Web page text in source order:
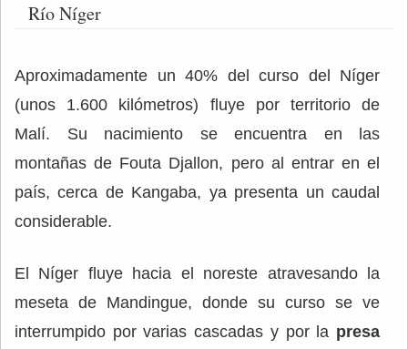
Río Níger
Aproximadamente un 40% del curso del Níger
(unos 1.600 kilómetros) fluye por territorio de
Malí. Su nacimiento se encuentra en las
montañas de Fouta Djallon, pero al entrar en el
país, cerca de Kangaba, ya presenta un caudal
considerable.
El Níger fluye hacia el noreste atravesando la
meseta de Mandingue, donde su curso se ve
interrumpido por varias cascadas y por la presa